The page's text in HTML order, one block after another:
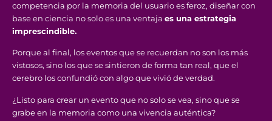
competencia por la memoria del usuario es feroz, diseñar con
base en ciencia no solo es una ventaja es una estrategia
imprescindible.
Porque al final, los eventos que se recuerdan no son los más
vistosos, sino los que se sintieron de forma tan real, que el
cerebro los confundió con algo que vivió de verdad.
¿Listo para crear un evento que no solo se vea, sino que se
grabe en la memoria como una vivencia auténtica?